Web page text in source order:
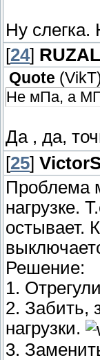
Ну
[24]
Quote (VikT
Не мПа, а
Да , да,
[25]
Проблема
нагрузке.
остывает.
Решение:
1.
2. Забить,
нагрузки.
3.